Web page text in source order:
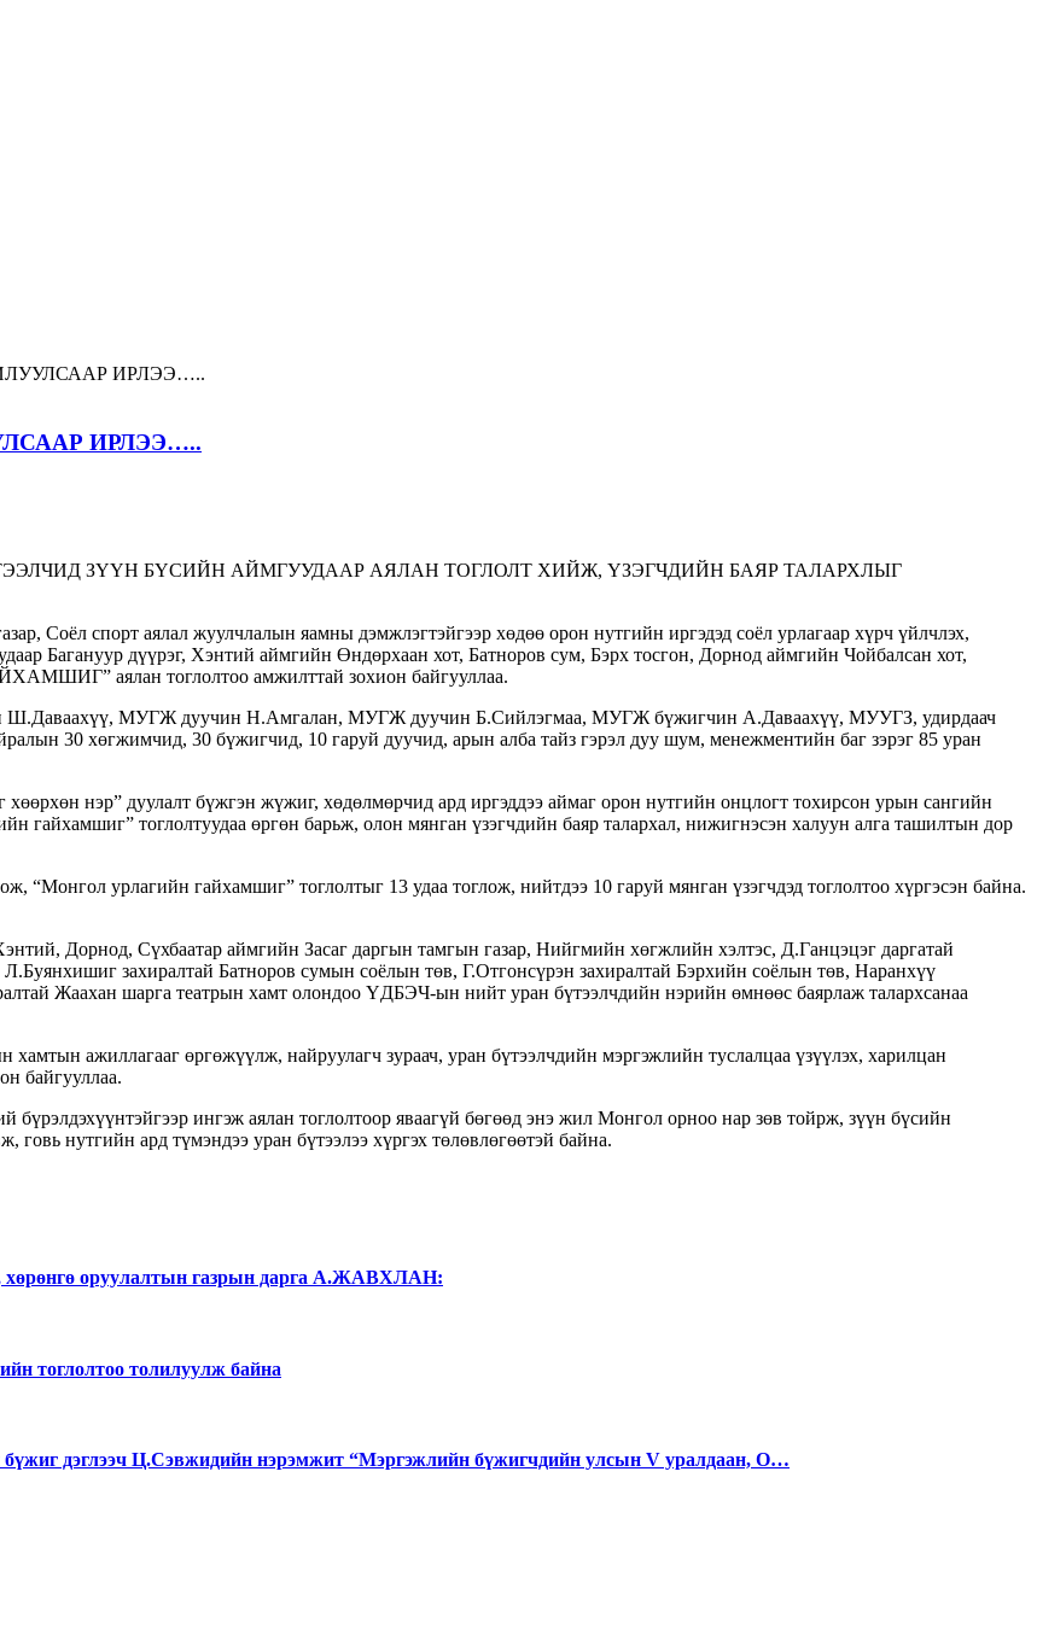
ИРЛЭЭ…..
ИРЛЭЭ…..
ЗҮҮН БҮСИЙН АЙМГУУДААР АЯЛАН ТОГЛОЛТ ХИЙЖ, ҮЗЭГЧДИЙН БАЯР ТАЛАРХЛЫГ
Соёл спорт аялал жуулчлалын яамны дэмжлэгтэйгээр хөдөө орон нутгийн иргэдэд соёл урлагаар хүрч үйлчлэх,
Багануур дүүрэг, Хэнтий аймгийн Өндөрхаан хот, Батноров сум, Бэрх тосгон, Дорнод аймгийн Чойбалсан хот,
аялан тоглолтоо амжилттай зохион байгууллаа.
Ш.Даваахүү, МУГЖ дуучин Н.Амгалан, МУГЖ дуучин Б.Сийлэгмаа, МУГЖ бүжигчин А.Даваахүү, МУУГЗ, удирдаач
30 хөгжимчид, 30 бүжигчид, 10 гаруй дуучид, арын алба тайз гэрэл дуу шум, менежментийн баг зэрэг 85 уран
нэр” дуулалт бүжгэн жүжиг, хөдөлмөрчид ард иргэддээ аймаг орон нутгийн онцлогт тохирсон урын сангийн
гайхамшиг” тоглолтуудаа өргөн барьж, олон мянган үзэгчдийн баяр талархал, нижигнэсэн халуун алга ташилтын дор
“Монгол урлагийн гайхамшиг” тоглолтыг 13 удаа тоглож, нийтдээ 10 гаруй мянган үзэгчдэд тоглолтоо хүргэсэн байна.
Дорнод, Сүхбаатар аймгийн Засаг даргын тамгын газар, Нийгмийн хөгжлийн хэлтэс, Д.Ганцэцэг даргатай
захиралтай Батноров сумын соёлын төв, Г.Отгонсүрэн захиралтай Бэрхийн соёлын төв, Наранхүү
Жаахан шарга театрын хамт олондоо ҮДБЭЧ-ын нийт уран бүтээлчдийн нэрийн өмнөөс баярлаж талархсанаа
ажиллагааг өргөжүүлж, найруулагч зураач, уран бүтээлчдийн мэргэжлийн туслалцаа үзүүлэх, харилцан
байгууллаа.
ингэж аялан тоглолтоор яваагүй бөгөөд энэ жил Монгол орноо нар зөв тойрж, зүүн бүсийн
говь нутгийн ард түмэндээ уран бүтээлээ хүргэх төлөвлөгөөтэй байна.
хөрөнгө оруулалтын газрын дарга А.ЖАВХЛАН:
тоглолтоо толилуулж байна
дэглээч Ц.Сэвжидийн нэрэмжит “Мэргэжлийн бүжигчдийн улсын V уралдаан, О…